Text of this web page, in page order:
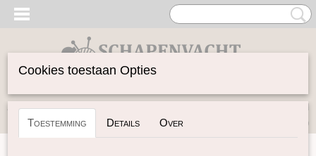
Inloggen Registreren
(0)
Cookies toestaan Opties
Toestemming Details Over